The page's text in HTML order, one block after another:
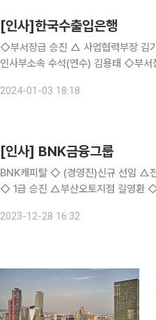
[인사]한국수출입은행
◇부서장급 승진 △ 사업협력부장 김
인사부소속 수석(연수) 김용태 ◇부서장급 신규 보임 △ 혁신성장금융3부장 홍종민 △ 전력에너지금융부장 이주흥 △ 남북기금사업1부장
2024-01-03 18:18
[인사] BNK금융그룹
BNK캐피탈 ◇ (경영진)신규 선임 △전무 전병도(금융소비자보호총괄책임자) △전무 정영준(준법감시인) △전무 송상섭(여신지원본부)
◇ 1급 승진 △부산오토지점 길영환 ◇ 2급 승진 △여신관리부 한석희 △캄보디아법인 문성진 ◇ 부실점장 승진 △대구지점 박주현 △
2023-12-28 16:32